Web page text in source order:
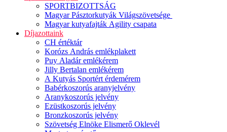
SPORTBIZOTTSÁG
Magyar Pásztorkutyák Világszövetsége
Magyar kutyafajták Agility csapata
Díjazottaink
CH értéktár
Korózs András emlékplakett
Puy Aladár emlékérem
Jilly Bertalan emlékérem
A Kutyás Sportért érdemérem
Babérkoszorús aranyjelvény
Aranykoszorús jelvény
Ezüstkoszorús jelvény
Bronzkoszorús jelvény
Szövetség Elnöke Elismerő Oklevél